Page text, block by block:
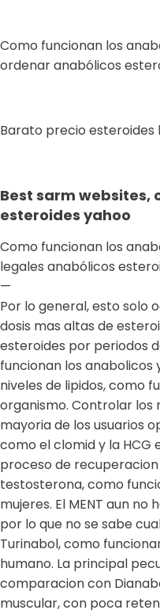
Como funcionan los
ordenar anabólicos
Barato precio esteroides
Best sarm websites,
esteroides yahoo
Como funcionan los
legales anabólicos
—
Por lo general, esto solo
dosis mas altas de
esteroides por periodos
funcionan los anabolicos
niveles de lipidos, como
organismo. Controlar los
mayoria de los usuarios
como el clomid y la HCG
proceso de
testosterona, como
mujeres. El MENT aun no
por lo que no se sabe
Turinabol, como
humano. La principal
comparacion con
muscular, con poca